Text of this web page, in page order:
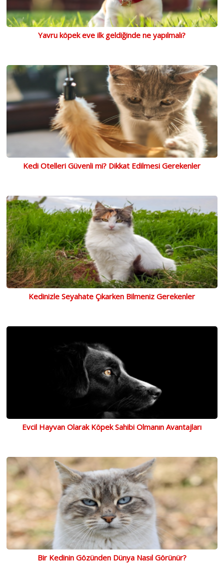
Yavru köpek eve ilk geldiğinde ne yapılmalı?
Kedi Otelleri Güvenli mi? Dikkat Edilmesi Gerekenler
Kedinizle Seyahate Çıkarken Bilmeniz Gerekenler
Evcil Hayvan Olarak Köpek Sahibi Olmanın Avantajları
Bir Kedinin Gözünden Dünya Nasıl Görünür?